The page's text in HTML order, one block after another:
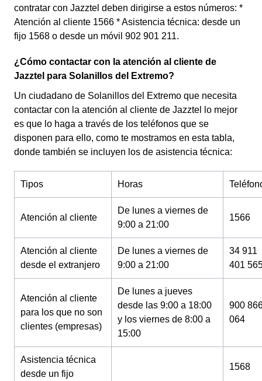
contratar con Jazztel deben dirigirse a estos números: *
Atención al cliente 1566 * Asistencia técnica: desde un
fijo 1568 o desde un móvil 902 901 211.
¿Cómo contactar con la atención al cliente de
Jazztel para Solanillos del Extremo?
Un ciudadano de Solanillos del Extremo que necesita
contactar con la atención al cliente de Jazztel lo mejor
es que lo haga a través de los teléfonos que se
disponen para ello, como te mostramos en esta tabla,
donde también se incluyen los de asistencia técnica:
Tipos Horas
Atención al cliente
De lunes a viernes de
9:00 a 21:00
1566
Atención al cliente
desde el extranjero
De lunes a viernes de
9:00 a 21:00
34 911
401
Atención al cliente
para los que no son
clientes (empresas)
De lunes a jueves
desde las 9:00 a 18:00
y los viernes de 8:00 a
15:00
900
064
Asistencia técnica
desde un fijo
1568